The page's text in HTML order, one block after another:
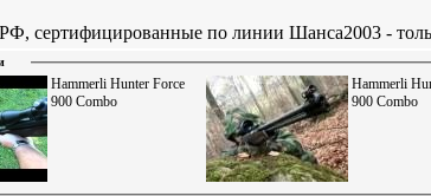
сертифицированные по линии Шанса2003 -
Hammerli Hunter Force
900 Combo
Hammerli
900 Combo